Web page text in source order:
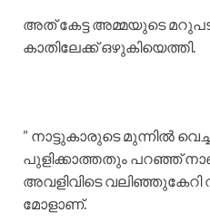
അത് കേട്ട അമ്മയുടെ
കാതിലേക്ക് ഒഴുകിയെത്തി.
” നാട്ടുകാരുടെ മുന്നിൽ
പുളിക്കാത്തതും പറഞ്ഞ്
അവളിവിടെ വലിഞ്ഞുകേറി
മോളാണ്.